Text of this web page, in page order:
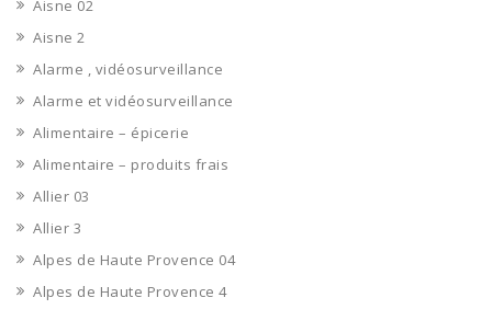
Aisne 02
Aisne 2
Alarme , vidéosurveillance
Alarme et vidéosurveillance
Alimentaire – épicerie
Alimentaire – produits frais
Allier 03
Allier 3
Alpes de Haute Provence 04
Alpes de Haute Provence 4